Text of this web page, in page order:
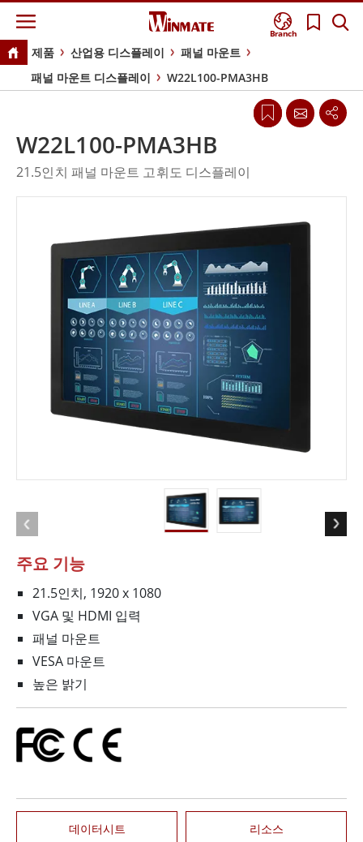
Branch
제품 산업용 디스플레이
패널 마운트
패널 마운트 디스플레이
W22L100-PMA3HB
주요 기능
21.5인치, 1920 x 1080
VGA 및 HDMI 입력
패널 마운트
VESA 마운트
높은 밝기
데이터시트 리소스
W22L100-PMA3HB
21.5인치 패널 마운트 고휘도 디스플레이